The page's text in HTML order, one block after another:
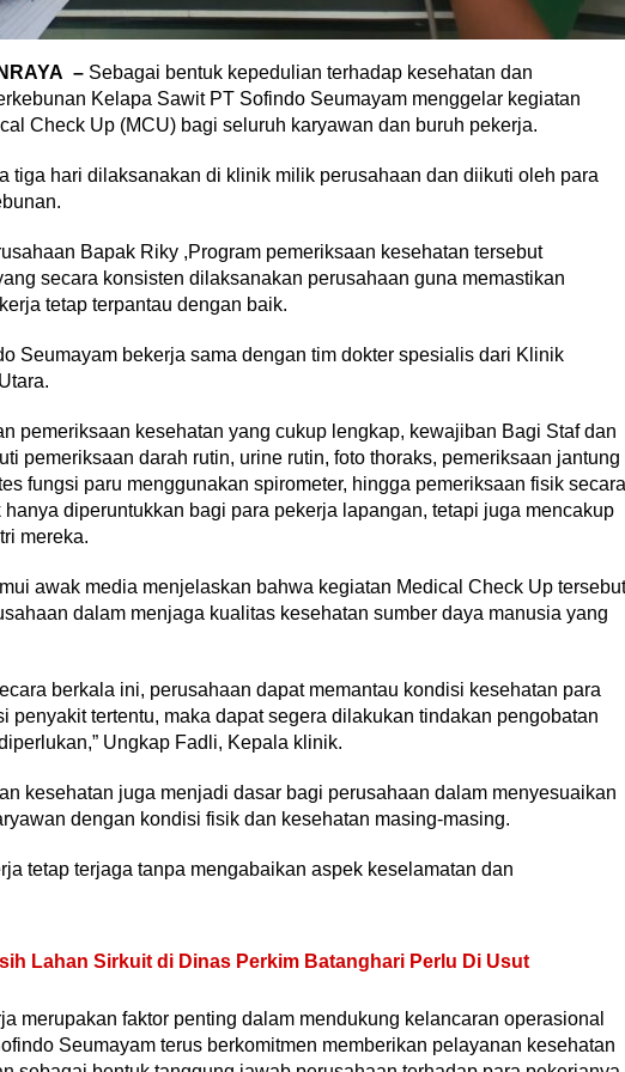
–Sebagai bentuk kepedulian terhadap kesehatan dan
Kelapa Sawit PT Sofindo Seumayam menggelar kegiatan
Check Up (MCU) bagi seluruh karyawan dan buruh pekerja.
tiga hari dilaksanakan di klinik milik perusahaan dan diikuti oleh para
Bapak Riky ,Program pemeriksaan kesehatan tersebut
secara konsisten dilaksanakan perusahaan guna memastikan
tetap terpantau dengan baik.
Seumayam bekerja sama dengan tim dokter spesialis dari Klinik
pemeriksaan kesehatan yang cukup lengkap, kewajiban Bagi Staf dan
pemeriksaan darah rutin, urine rutin, foto thoraks, pemeriksaan jantung
fungsi paru menggunakan spirometer, hingga pemeriksaan fisik secara
diperuntukkan bagi para pekerja lapangan, tetapi juga mencakup
mereka.
awak media menjelaskan bahwa kegiatan Medical Check Up tersebut
dalam menjaga kualitas kesehatan sumber daya manusia yang
berkala ini, perusahaan dapat memantau kondisi kesehatan para
penyakit tertentu, maka dapat segera dilakukan tindakan pengobatan
Ungkap Fadli, Kepala klinik.
kesehatan juga menjadi dasar bagi perusahaan dalam menyesuaikan
dengan kondisi fisik dan kesehatan masing-masing.
tetap terjaga tanpa mengabaikan aspek keselamatan dan
Lahan Sirkuit di Dinas Perkim Batanghari Perlu Di Usut
merupakan faktor penting dalam mendukung kelancaran operasional
Seumayam terus berkomitmen memberikan pelayanan kesehatan